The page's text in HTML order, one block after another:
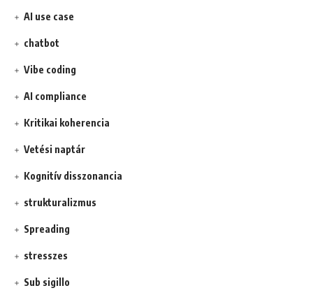
AI use case
chatbot
Vibe coding
AI compliance
Kritikai koherencia
Vetési naptár
Kognitív disszonancia
strukturalizmus
Spreading
stresszes
Sub sigillo